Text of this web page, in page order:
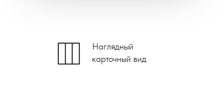
Наглядный
карточный вид